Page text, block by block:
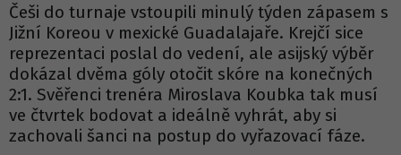
Češi do turnaje vstoupili minulý týden zápasem s
Jižní Koreou v mexické Guadalajaře. Krejčí sice
reprezentaci poslal do vedení, ale asijský výběr
dokázal dvěma góly otočit skóre na konečných
2:1. Svěřenci trenéra Miroslava Koubka tak musí
ve čtvrtek bodovat a ideálně vyhrát, aby si
zachovali šanci na postup do vyřazovací fáze.